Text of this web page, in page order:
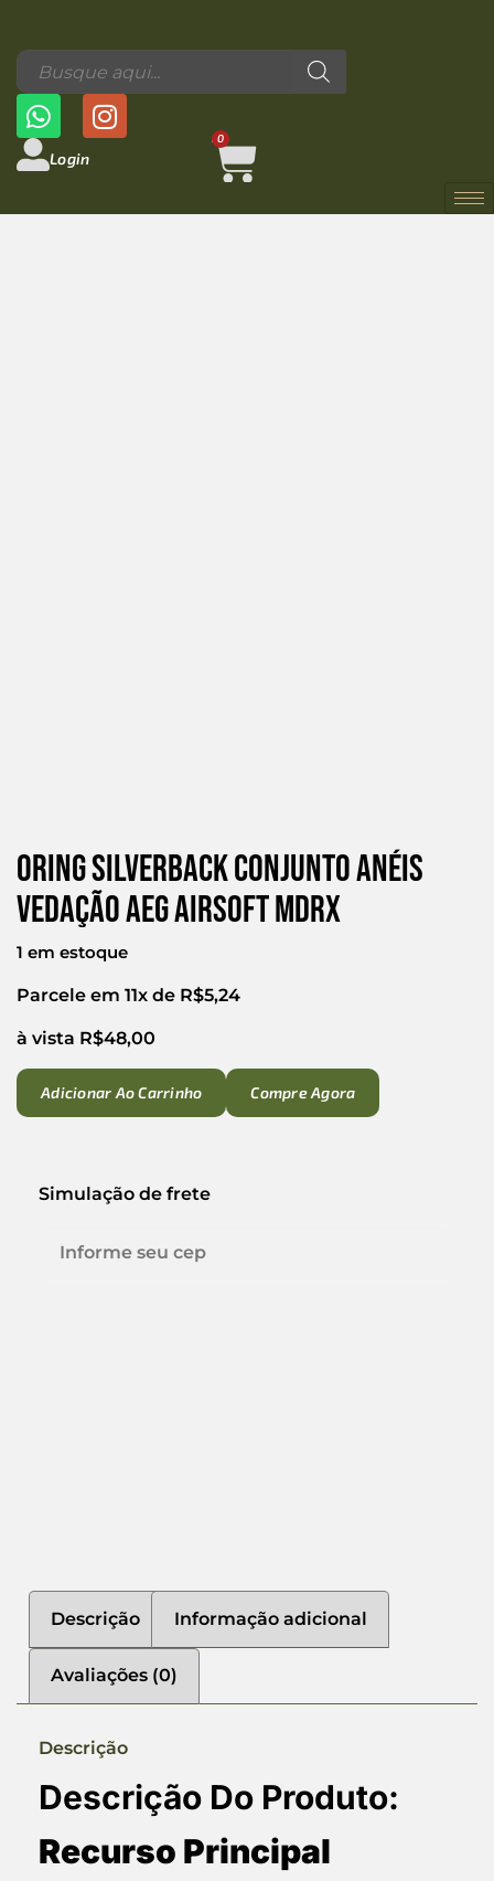
Login
0
Oring Silverback Conjunto Anéis
Vedação Aeg Airsoft Mdrx
1 em estoque
Parcele em 11x de R$5,24
à vista R$48,00
Adicionar Ao Carrinho Compre Agora
Simulação de frete
Descrição Informação adicional
Avaliações (0)
Descrição
Descrição Do Produto:
Recurso Principal